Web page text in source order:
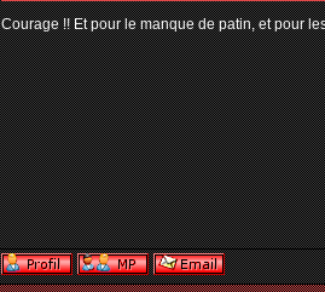
Courage !! Et pour le manque de patin, et pour